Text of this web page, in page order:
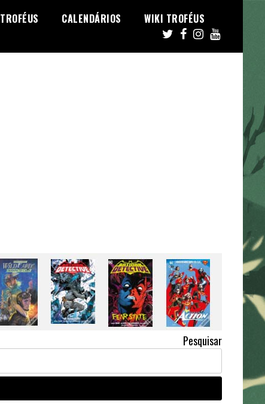
TROFÉUS CALENDÁRIOS WIKI TROFÉUS
Pesquisar